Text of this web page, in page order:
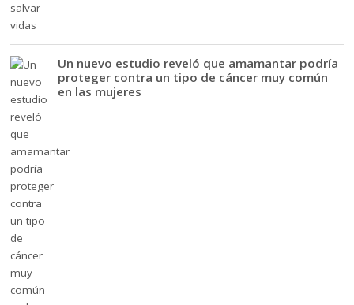
Un nuevo estudio reveló que amamantar podría
proteger contra un tipo de cáncer muy común
en las mujeres